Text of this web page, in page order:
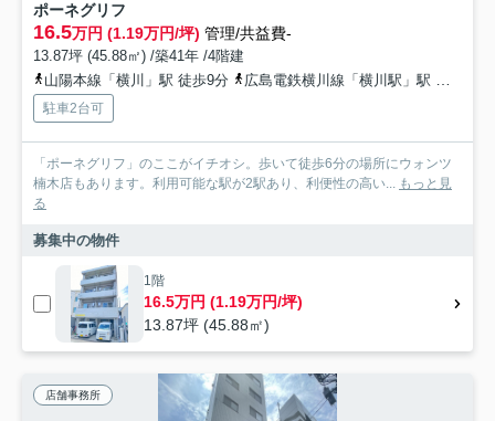
ポーネグリフ
16.5万円 (1.19万円/坪) 管理/共益費-
13.87坪 (45.88㎡) /築41年 /4階建
山陽本線「横川」駅 徒歩9分
広島電鉄横川線「横川駅」駅 徒歩9分
駐車2台可
「ポーネグリフ」のここがイチオシ。歩いて徒歩6分の場所にウォンツ
楠木店もあります。利用可能な駅が2駅あり、利便性の高い... もっと見
る
募集中の物件
1階
16.5万円 (1.19万円/坪)
13.87坪 (45.88㎡)
店舗事務所